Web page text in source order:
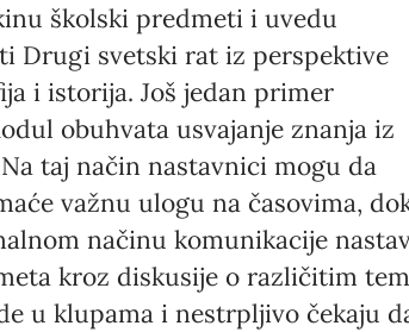
školski predmeti i uvedu
Drugi svetski rat iz perspektive
i istorija. Još jedan primer
obuhvata usvajanje znanja iz
taj način nastavnici mogu da
važnu ulogu na časovima,
načinu komunikacije
kroz diskusije o različitim
u klupama i nestrpljivo čekaju